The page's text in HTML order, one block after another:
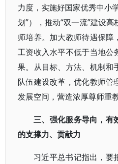
力度，实施好国家优秀中小
划”），推动“双一流”建设
师培养。加大教师待遇保障
工资收入水平不低于当地公
果。从目标、方法、机制和
队伍建设改革，优化教师管
发展空间，营造浓厚尊师重
三、强化服务导向，有
的支撑力、贡献力
习近平总书记指出，要